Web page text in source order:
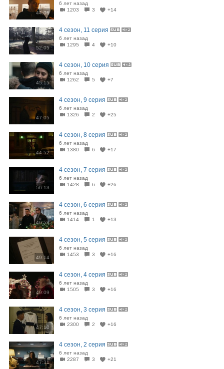
44:06
6 лет назад
1203
3 +14
52:05
4 сезон, 11 серия
6 лет назад
1295
4 +10
45:15
4 сезон, 10 серия
6 лет назад
1262
5 +7
47:05
4 сезон, 9 серия
6 лет назад
1326
2 +25
44:52
4 сезон, 8 серия
6 лет назад
1380
6 +17
56:13
4 сезон, 7 серия
6 лет назад
1428
6 +26
46:58
4 сезон, 6 серия
6 лет назад
1414
1 +13
49:14
4 сезон, 5 серия
6 лет назад
1453
3 +16
49:09
4 сезон, 4 серия
6 лет назад
1505
3 +16
47:10
4 сезон, 3 серия
6 лет назад
2300
2 +16
47:31
4 сезон, 2 серия
6 лет назад
2287
3 +21